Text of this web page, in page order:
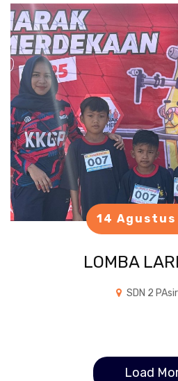
14 Agustus
LOMBA
SDN 2
Load